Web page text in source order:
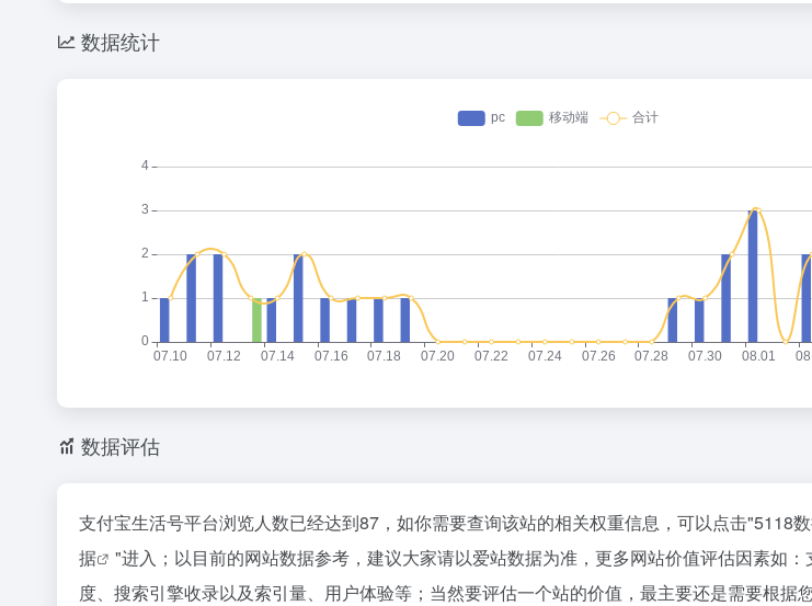
数据统计
数据评估
支付宝生活号平台浏览人数已经达到87，如你需要查询该站的相关权重信息，可以点击"5118
据
"进入；以目前的网站数据参考，建议大家请以爱站数据为准，更多网站价值评估因素如
度、搜索引擎收录以及索引量、用户体验等；当然要评估一个站的价值，最主要还是需要根据